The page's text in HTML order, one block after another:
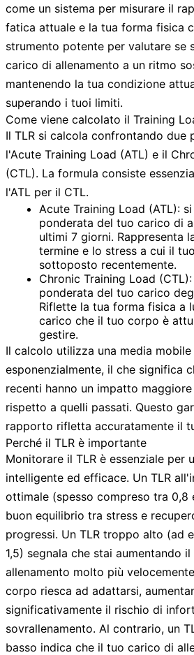
come un sistema per misurare il
fatica attuale e la tua forma fisica
strumento potente per valutare se
carico di allenamento a un ritmo
mantenendo la tua condizione
superando i tuoi limiti.
Come viene calcolato il Training
Il TLR si calcola confrontando due
l'Acute Training Load (ATL) e il
(CTL). La formula consiste
l'ATL per il CTL.
Acute Training Load (ATL):
ponderata del tuo carico di
ultimi 7 giorni. Rappresenta
termine e lo stress a cui il
sottoposto recentemente.
Chronic Training Load (CTL):
ponderata del tuo carico
Riflette la tua forma fisica a
carico che il tuo corpo è
gestire.
Il calcolo utilizza una media
esponenzialmente, il che significa
recenti hanno un impatto
rispetto a quelli passati. Questo
rapporto rifletta accuratamente il
Perché il TLR è importante
Monitorare il TLR è essenziale per
intelligente ed efficace. Un TLR
ottimale (spesso compreso tra 0,8
buon equilibrio tra stress e
progressi. Un TLR troppo alto (ad
1,5) segnala che stai aumentando
allenamento molto più
corpo riesca ad adattarsi,
significativamente il rischio di
sovrallenamento. Al contrario, un
basso indica che il tuo carico di